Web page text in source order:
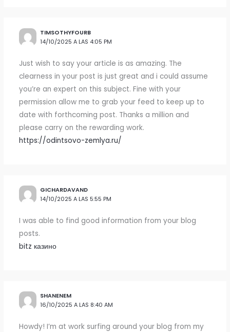
TIMSOTHYFOURB
14/10/2025 A LAS 4:05 PM
Just wish to say your article is as amazing. The
clearness in your post is just great and i could assume
you’re an expert on this subject. Fine with your
permission allow me to grab your feed to keep up to
date with forthcoming post. Thanks a million and
please carry on the rewarding work.
https://odintsovo-zemlya.ru/
GICHARDAVAND
14/10/2025 A LAS 5:55 PM
I was able to find good information from your blog
posts.
bitz казино
SHANENEM
16/10/2025 A LAS 8:40 AM
Howdy! I’m at work surfing around your blog from my